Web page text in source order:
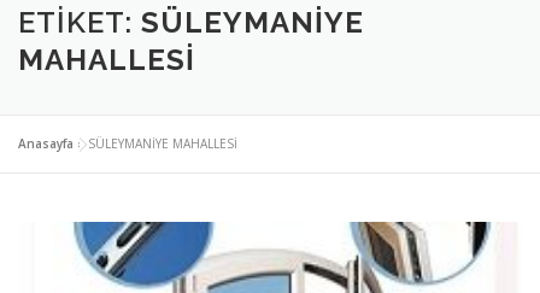
ANASAYFA İSTANBUL PİMAPEN
ETIKET: SÜLEYMANİYE
MAHALLESİ
Anasayfa »SÜLEYMANİYE MAHALLESİ